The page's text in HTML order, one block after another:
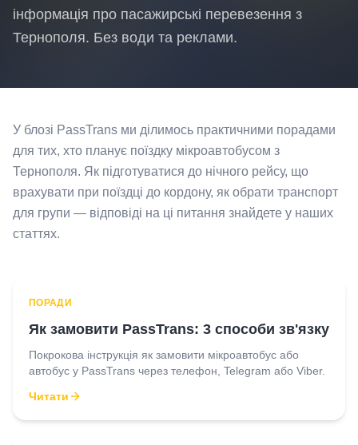
інформація про пасажирські перевезення з
Тернополя. Без води та реклами.
У блозі PassTrans ми ділимось практичними порадами
для тих, хто планує поїздку мікроавтобусом з
Тернополя. Як підготуватися до нічного рейсу, що
врахувати при поїздці до кордону, як обрати транспорт
для групи — відповіді на ці питання знайдете у наших
статтях.
ПОРАДИ
Як замовити PassTrans: 3 способи зв'язку
Покрокова інструкція як замовити мікроавтобус або
автобус у PassTrans через телефон, Telegram або Viber.
Читати